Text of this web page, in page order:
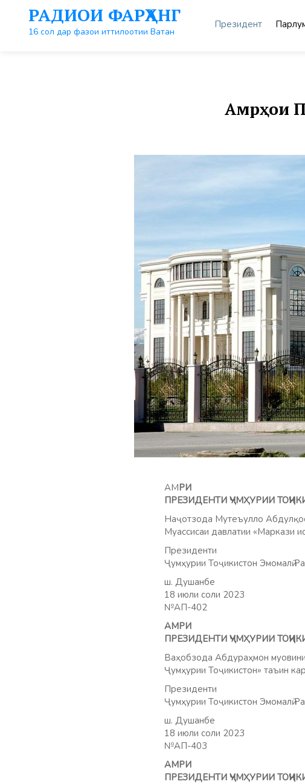
контенту
РАДИОИ ФАРҲАНГ
16 сол дар фазои иттилоотии Ватан
Президент
Амрҳои
АМРИ
ПРЕЗИДЕНТИ ҶУМҲУРИИ
Наҷотзода Мутеъулло
Муассисаи давлатии «Маркази
Президенти
Ҷумҳурии Тоҷикистон Эмомалӣ
ш. Душанбе
18 июли соли 2023
№АП-402
АМРИ
ПРЕЗИДЕНТИ ҶУМҲУРИИ
Ваҳобзода Абдураҳмон
Ҷумҳурии Тоҷикистон» таъин
Президенти
Ҷумҳурии Тоҷикистон Эмомалӣ
ш. Душанбе
18 июли соли 2023
№АП-403
АМРИ
ПРЕЗИДЕНТИ ҶУМҲУРИИ